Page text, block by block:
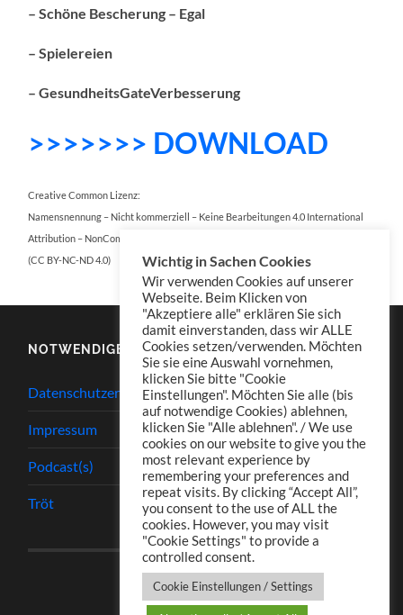
– Schöne Bescherung – Egal
– Spielereien
– GesundheitsGateVerbesserung
>>>>>>> DOWNLOAD
Creative Common Lizenz:
Namensnennung – Nicht kommerziell – Keine Bearbeitungen 4.0 International
Attribution – NonCommercial – NoDerivatives 4.0 International
(CC BY-NC-ND 4.0)
NOTWENDIGES
Datenschutzerklärung
Impressum
Podcast(s)
Tröt
Wichtig in Sachen Cookies
Wir verwenden Cookies auf unserer
Webseite. Beim Klicken von
"Akzeptiere alle" erklären Sie sich
damit einverstanden, dass wir ALLE
Cookies setzen/verwenden. Möchten
Sie sie eine Auswahl vornehmen,
klicken Sie bitte "Cookie
Einstellungen". Möchten Sie alle (bis
auf notwendige Cookies) ablehnen,
klicken Sie "Alle ablehnen". / We use
cookies on our website to give you the
most relevant experience by
remembering your preferences and
repeat visits. By clicking “Accept All”,
you consent to the use of ALL the
cookies. However, you may visit
"Cookie Settings" to provide a
controlled consent.
Cookie Einstellungen / Settings